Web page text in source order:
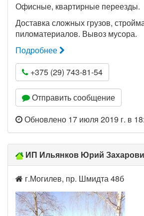
Офисные, квартирные переезды.
Доставка сложных грузов,
пиломатериалов. Вывоз мусора.
Подробнее
+375 (29) 743-81-54
Отправить сообщение
Обновлено 17 июля 2019 г. в
ИП Ильянков Юрий
г.Могилев, пр. Шмидта 48б